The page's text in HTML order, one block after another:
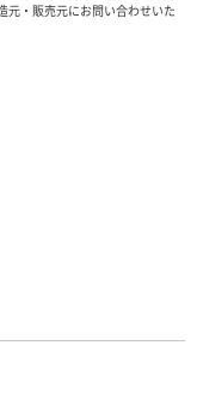
元・販売元にお問い合わせいた